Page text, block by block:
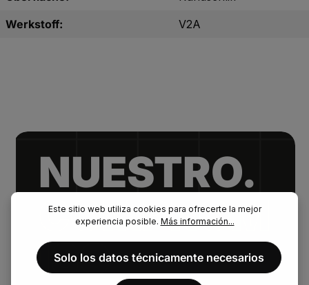
Werkstoff:
V2A
NUESTRO.
COMPROM
ISO
Este sitio web utiliza cookies para ofrecerte la mejor
experiencia posible. Más información...
Solo los datos técnicamente necesarios